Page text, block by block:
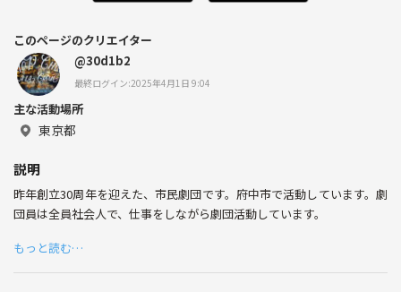
このページのクリエイター
@30d1b2
最終ログイン:2025年4月1日 9:04
主な活動場所
東京都
説明
昨年創立30周年を迎えた、市民劇団です。府中市で活動しています。劇
団員は全員社会人で、仕事をしながら劇団活動しています。
もっと読む…